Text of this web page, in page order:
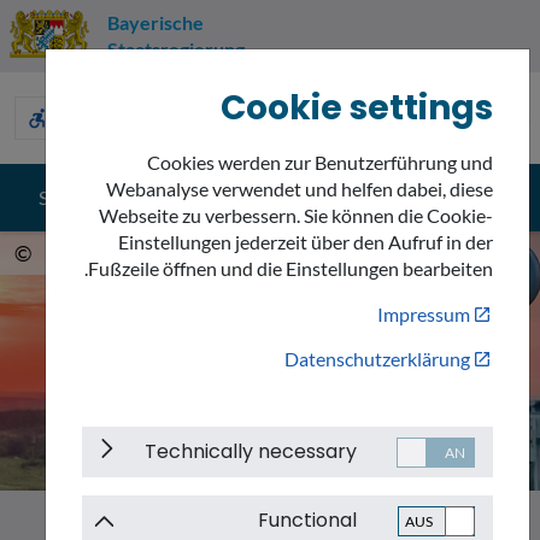
Bayerische
Staatsregierung
Umweltnavigator
accessible_forward
menu
Menü
search
Suche
©
Cookie settings
Cookies werden zur Benutzerführung und
Webanalyse verwendet und helfen dabei, diese
Webseite zu verbessern. Sie können die Cookie-
Einstellungen jederzeit über den Aufruf in der
Fußzeile öffnen und die Einstellungen bearbeiten.
Impressum
Datenschutzerklärung
Technically necessary
Functional